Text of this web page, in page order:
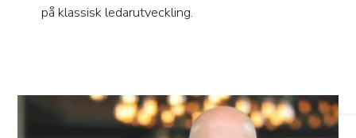
på klassisk ledarutveckling.